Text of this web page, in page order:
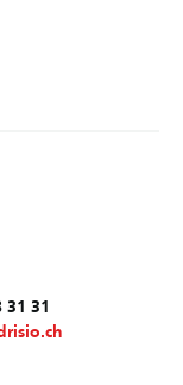
31 31